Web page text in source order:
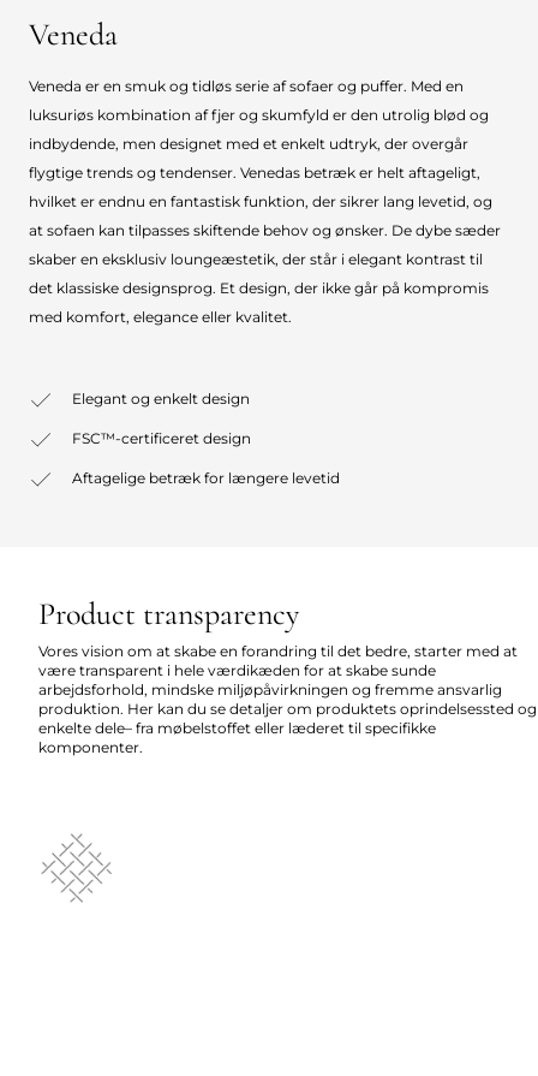
Veneda
Veneda er en smuk og tidløs serie af sofaer og puffer. Med en
luksuriøs kombination af fjer og skumfyld er den utrolig blød og
indbydende, men designet med et enkelt udtryk, der overgår
flygtige trends og tendenser. Venedas betræk er helt aftageligt,
hvilket er endnu en fantastisk funktion, der sikrer lang levetid, og
at sofaen kan tilpasses skiftende behov og ønsker. De dybe sæder
skaber en eksklusiv loungeæstetik, der står i elegant kontrast til
det klassiske designsprog. Et design, der ikke går på kompromis
med komfort, elegance eller kvalitet.
Elegant og enkelt design
FSC™-certificeret design
Aftagelige betræk for længere levetid
Product transparency
Vores vision om at skabe en forandring til det bedre, starter med at
være transparent i hele værdikæden for at skabe sunde
arbejdsforhold, mindske miljøpåvirkningen og fremme ansvarlig
produktion. Her kan du se detaljer om produktets oprindelsessted og
enkelte dele– fra møbelstoffet eller læderet til specifikke
komponenter.